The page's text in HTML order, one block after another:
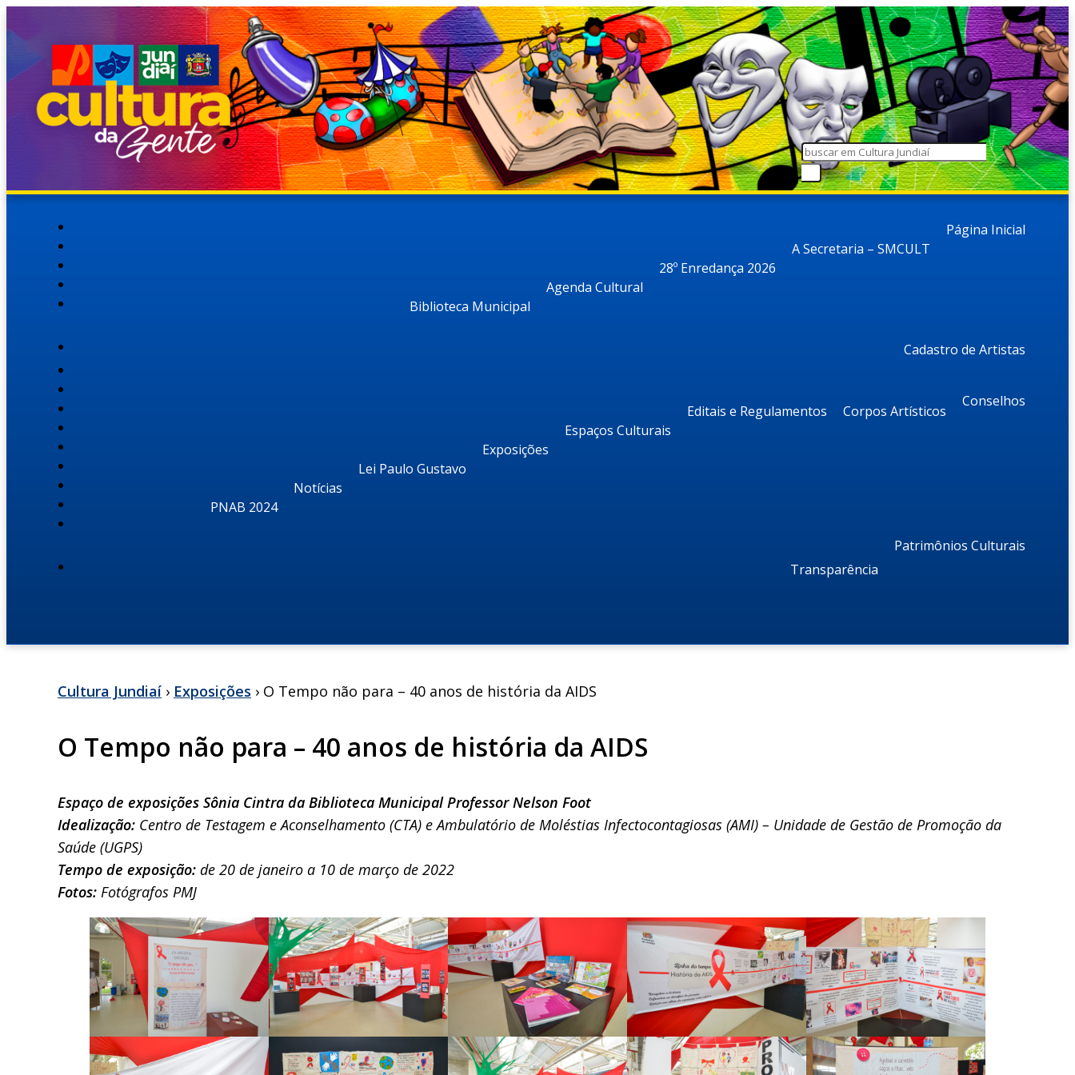
Página Inicial
A Secretaria – SMCULT
28º Enredança 2026
Agenda Cultural
Biblioteca Municipal
Cadastro de Artistas
Conselhos
Corpos Artísticos
Editais e Regulamentos
Espaços Culturais
Exposições
Lei Paulo Gustavo
Notícias
PNAB 2024
Patrimônios Culturais
Transparência
Cultura Jundiaí › Exposições › O Tempo não para – 40 anos de história da AIDS
O Tempo não para – 40 anos de história da AIDS
Espaço de exposições Sônia Cintra da Biblioteca Municipal Professor Nelson Foot
Idealização: Centro de Testagem e Aconselhamento (CTA) e Ambulatório de Moléstias Infectocontagiosas (AMI) – Unidade de Gestão de Promoção da
Saúde (UGPS)
Tempo de exposição: de 20 de janeiro a 10 de março de 2022
Fotos: Fotógrafos PMJ